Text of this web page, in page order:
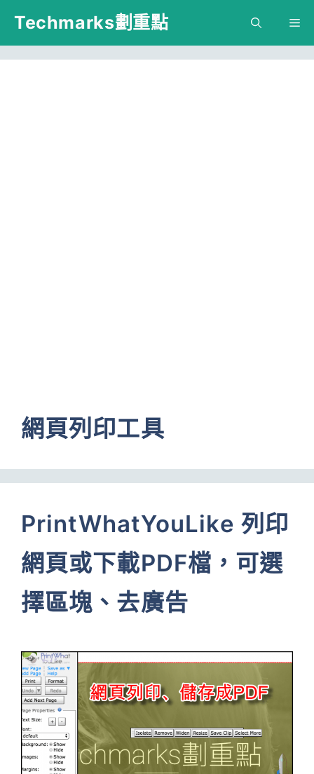
跳
主
Techmarks劃重點
網頁列印工具
PrintWhatYouLike 列印
網頁或下載PDF檔，可選
擇區塊、去廣告